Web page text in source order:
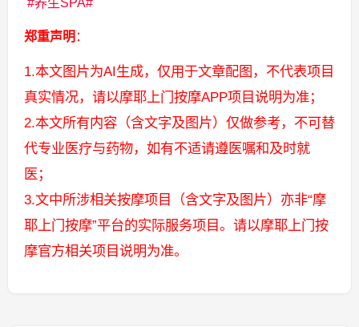
郑重声明 ：
1.本文图片为AI生成，仅用于文章配图，不代表项目
真实情况，请以摩耶上门按摩APP项目说明为准；
2.本文所有内容（含文字及图片）仅做参考，不可替
代专业医疗与药物，如有不适请遵医嘱和及时就
医；
3.文中所涉相关按摩项目（含文字及图片）亦非“摩
耶上门按摩”平台的实际服务项目。请以摩耶上门按
摩官方相关项目说明为准。